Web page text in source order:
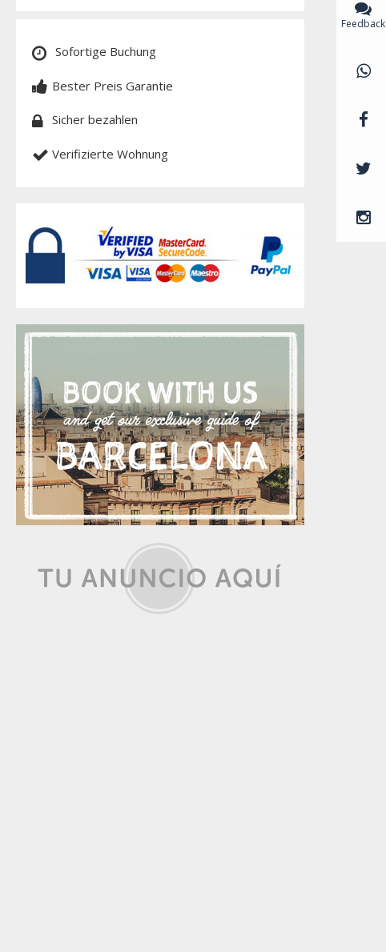
Sofortige Buchung
Bester Preis Garantie
Sicher bezahlen
Verifizierte Wohnung
Feedback